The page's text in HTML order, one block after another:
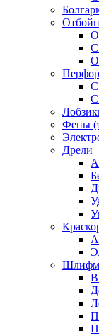
С
С
С
Фены
Дрели